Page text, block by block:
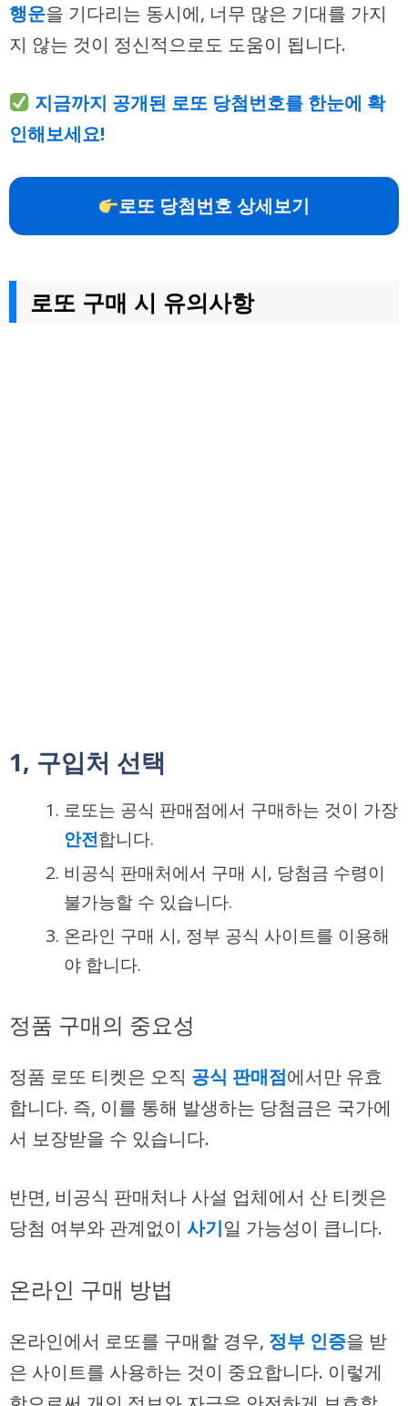
행운을 기다리는 동시에, 너무 많은 기대를 가지
지 않는 것이 정신적으로도 도움이 됩니다.
지금까지 공개된 로또 당첨번호를 한눈에 확
인해보세요!
로또 당첨번호 상세보기
로또 구매 시 유의사항
1, 구입처 선택
로또는 공식 판매점에서 구매하는 것이 가장
안전합니다.
비공식 판매처에서 구매 시, 당첨금 수령이
불가능할 수 있습니다.
온라인 구매 시, 정부 공식 사이트를 이용해
야 합니다.
정품 구매의 중요성
정품 로또 티켓은 오직 공식 판매점에서만 유효
합니다. 즉, 이를 통해 발생하는 당첨금은 국가에
서 보장받을 수 있습니다.
반면, 비공식 판매처나 사설 업체에서 산 티켓은
당첨 여부와 관계없이 사기일 가능성이 큽니다.
온라인 구매 방법
온라인에서 로또를 구매할 경우, 정부 인증을 받
은 사이트를 사용하는 것이 중요합니다. 이렇게